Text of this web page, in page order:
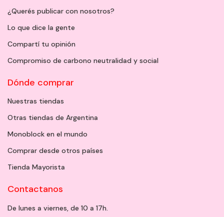
¿Querés publicar con nosotros?
Lo que dice la gente
Compartí tu opinión
Compromiso de carbono neutralidad y social
Dónde comprar
Nuestras tiendas
Otras tiendas de Argentina
Monoblock en el mundo
Comprar desde otros países
Tienda Mayorista
Contactanos
De lunes a viernes, de 10 a 17h.